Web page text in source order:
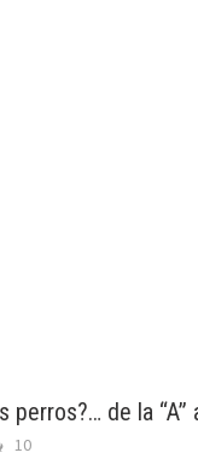
perros?… de la “A”
10